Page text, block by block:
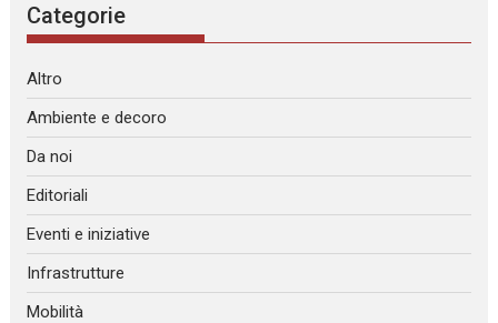
Categorie
Altro
Ambiente e decoro
Da noi
Editoriali
Eventi e iniziative
Infrastrutture
Mobilità